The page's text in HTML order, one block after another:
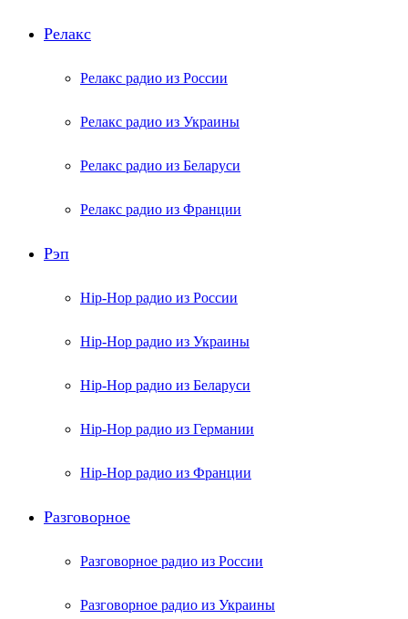
Релакс
Релакс радио из России
Релакс радио из Украины
Релакс радио из Беларуси
Релакс радио из Франции
Рэп
Hip-Hop радио из России
Hip-Hop радио из Украины
Hip-Hop радио из Беларуси
Hip-Hop радио из Германии
Hip-Hop радио из Франции
Разговорное
Разговорное радио из России
Разговорное радио из Украины